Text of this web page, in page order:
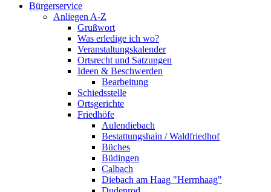
Bürgerservice
Anliegen A-Z
Grußwort
Was erledige ich wo?
Veranstaltungskalender
Ortsrecht und Satzungen
Ideen & Beschwerden
Bearbeitung
Schiedsstelle
Ortsgerichte
Friedhöfe
Aulendiebach
Bestattungshain / Waldfriedhof
Büches
Büdingen
Calbach
Diebach am Haag "Herrnhaag"